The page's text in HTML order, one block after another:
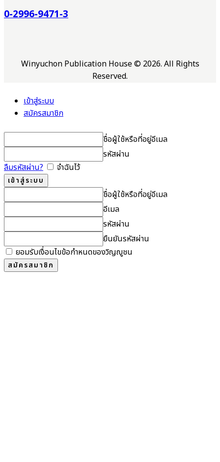
0-2996-9471-3
Winyuchon Publication House © 2026. All Rights
Reserved.
เข้าสู่ระบบ
สมัครสมาชิก
ชื่อผู้ใช้หรือที่อยู่อีเมล
รหัสผ่าน
ลืมรหัสผ่าน?
จำฉันไว้
ชื่อผู้ใช้หรือที่อยู่อีเมล
อีเมล
รหัสผ่าน
ยืนยันรหัสผ่าน
ยอมรับเงื่อนไขข้อกำหนดของวิญญูชน